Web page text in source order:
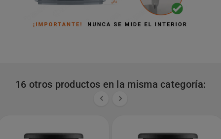
16 otros productos en la misma categoría:
 